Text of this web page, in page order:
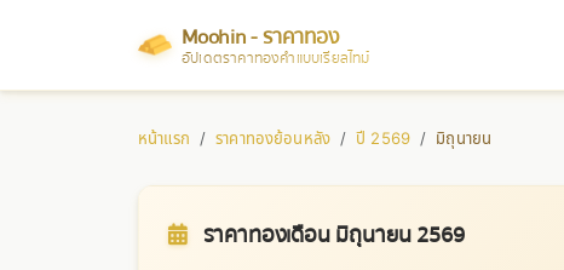
Moohin - ราคาทอง
อัปเดตราคาทองคำแบบเรียลไทม์
หน้าแรก ราคาทองย้อนหลัง ปี 2569 มิถุนายน
ราคาทองเดือน มิถุนายน 2569